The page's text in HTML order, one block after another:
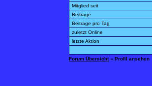
Mitglied seit
Beiträge
Beiträge pro Tag
zuletzt Online
letzte Aktion
Forum Übersicht» Profil ansehen